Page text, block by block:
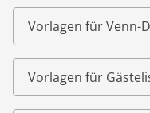
Vorlagen für Venn-
Vorlagen für